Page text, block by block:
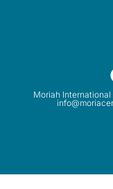
Moriah